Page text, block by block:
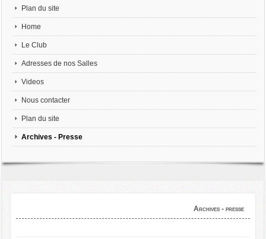
Plan du site
Home
Le Club
Adresses de nos Salles
Videos
Nous contacter
Plan du site
Archives - Presse
Archives - presse